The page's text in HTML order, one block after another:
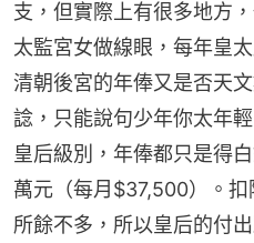
支，但實際上有很多地方
太監宮女做線眼，每年皇
清朝後宮的年俸又是否天
諗，只能說句少年你太年
皇后級別，年俸都只是得
萬元（每月$37,500）。
所餘不多，所以皇后的付